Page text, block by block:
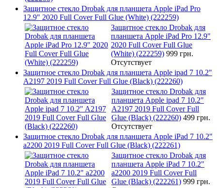
Защитное стекло Drobak для планшета Apple iPad Pro
12.9" 2020 Full Cover Full Glue (White) (222259)
Защитное стекло Drobak для
планшета Apple iPad Pro 12.9"
2020 Full Cover Full Glue
(White) (222259) 999 грн.
Отсутствует
Защитное стекло Drobak для планшета Apple ipad 7 10.2"
A2197 2019 Full Cover Full Glue (Black) (222260)
Защитное стекло Drobak для
планшета Apple ipad 7 10.2"
A2197 2019 Full Cover Full
Glue (Black) (222260) 499 грн.
Отсутствует
Защитное стекло Drobak для планшета Apple iPad 7 10.2"
a2200 2019 Full Cover Full Glue (Black) (222261)
Защитное стекло Drobak для
планшета Apple iPad 7 10.2"
a2200 2019 Full Cover Full
Glue (Black) (222261) 999 грн.